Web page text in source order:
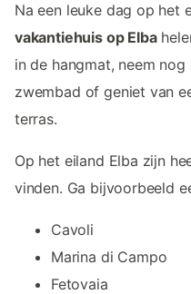
Na een leuke dag op het
vakantiehuis op Elba
in de hangmat, neem
zwembad of geniet van
terras.
Op het eiland Elba zijn
vinden. Ga bijvoorbeeld
Cavoli
Marina di Campo
Fetovaia